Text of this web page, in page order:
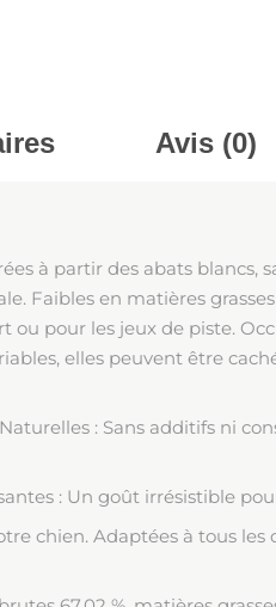
Avis (0)
à partir des abats blancs,
Faibles en matières
ou pour les jeux de piste.
elles peuvent être
: Sans additifs ni
: Un goût irrésistible
chien. Adaptées à tous